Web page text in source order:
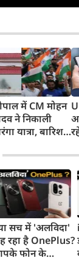
में CM मोहन
ने निकाली
यात्रा, बारिश
देशभक्ति
जज्बा
ने
सच में 'अलविदा'
रहा है OnePlus?
फोन के